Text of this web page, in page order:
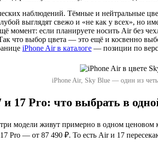
наблюдений. Тёмные и нейтральные
выглядят свежо и «не как у всех», но
если планируете носить Air без
что выбор цвета — это ещё и косвенно
iPhone Air в каталоге — позиции по
iPhone Air, Sky Blue — один из
17 Pro: что выбрать в
модели живут примерно в одном
Pro — от 87 490 ₽. То есть Air и 17